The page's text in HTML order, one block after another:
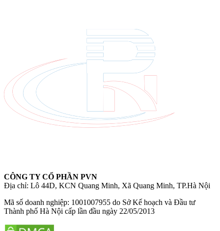
CÔNG TY CỔ PHẦN PVN
Địa chỉ: Lô 44D, KCN Quang Minh, Xã Quang Minh, TP.Hà Nội
Mã số doanh nghiệp: 1001007955 do Sở Kế hoạch và Đầu tư
Thành phố Hà Nội cấp lần đầu ngày 22/05/2013